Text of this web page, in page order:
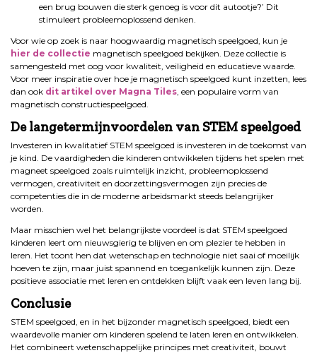
een brug bouwen die sterk genoeg is voor dit autootje?’ Dit
stimuleert probleemoplossend denken.
Voor wie op zoek is naar hoogwaardig magnetisch speelgoed, kun je
hier de collectie magnetisch speelgoed bekijken. Deze collectie is
samengesteld met oog voor kwaliteit, veiligheid en educatieve waarde.
Voor meer inspiratie over hoe je magnetisch speelgoed kunt inzetten, lees
dan ook dit artikel over Magna Tiles , een populaire vorm van
magnetisch constructiespeelgoed.
De langetermijnvoordelen van STEM speelgoed
Investeren in kwalitatief STEM speelgoed is investeren in de toekomst van
je kind. De vaardigheden die kinderen ontwikkelen tijdens het spelen met
magneet speelgoed zoals ruimtelijk inzicht, probleemoplossend
vermogen, creativiteit en doorzettingsvermogen zijn precies de
competenties die in de moderne arbeidsmarkt steeds belangrijker
worden.
Maar misschien wel het belangrijkste voordeel is dat STEM speelgoed
kinderen leert om nieuwsgierig te blijven en om plezier te hebben in
leren. Het toont hen dat wetenschap en technologie niet saai of moeilijk
hoeven te zijn, maar juist spannend en toegankelijk kunnen zijn. Deze
positieve associatie met leren en ontdekken blijft vaak een leven lang bij.
Conclusie
STEM speelgoed, en in het bijzonder magnetisch speelgoed, biedt een
waardevolle manier om kinderen spelend te laten leren en ontwikkelen.
Het combineert wetenschappelijke principes met creativiteit, bouwt